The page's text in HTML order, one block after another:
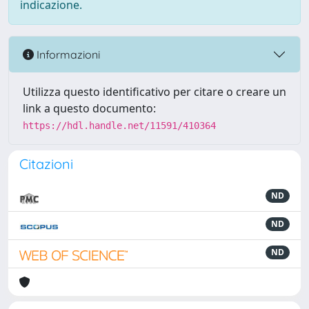
indicazione.
Informazioni
Utilizza questo identificativo per citare o creare un
link a questo documento:
https://hdl.handle.net/11591/410364
Citazioni
ND
ND
ND